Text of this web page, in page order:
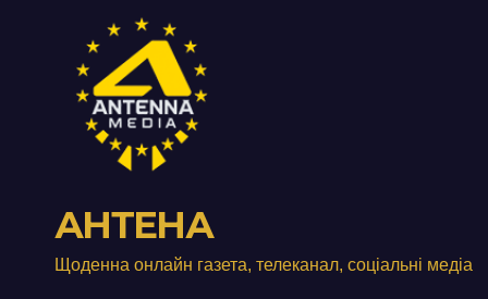
виробництвом
м’яса птиці
АНТЕНА
Щоденна онлайн газета, телеканал, соціальні медіа